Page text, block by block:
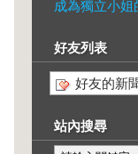
成為獨立小
好友列表
好友的新
站內搜尋